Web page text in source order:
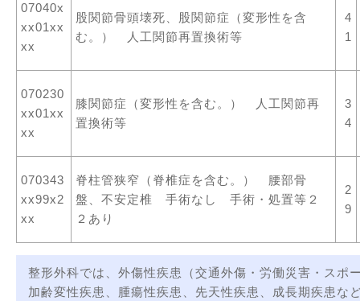
07040x
xx01xx
xx
股関節骨頭壊死、股関節症（変形性を含
む。） 人工関節再置換術等
4
1
070230
xx01xx
xx
膝関節症（変形性を含む。） 人工関節再
置換術等
3
4
070343
xx99x2
xx
脊柱管狭窄（脊椎症を含む。） 腰部骨
盤、不安定椎 手術なし 手術・処置等２
２あり
2
9
整形外科では、外傷性疾患（交通外傷・労働災害・スポ
加齢変性疾患、腫瘍性疾患、先天性疾患、成長期疾患な